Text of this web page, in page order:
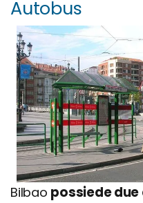
Autobus
Bilbao possiede